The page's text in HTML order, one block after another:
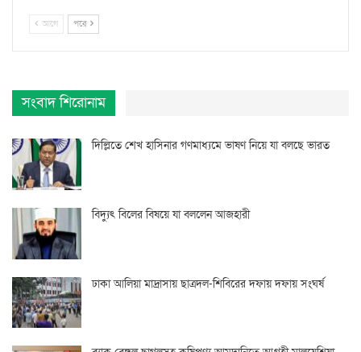
আগে পরে
সংবাদ শিরোনাম
দিল্লিতে শেখ হাসিনার গণমাধ্যমে ভাষণ নিয়ে যা বলছে ভারত
বিদ্যুৎ বিলের বিষয়ে যা বললেন আজহারী
ঢাকা আলিয়া মাদ্রাসায় ছাত্রদল-শিবিরের দফায় দফায় সংঘর্ষ